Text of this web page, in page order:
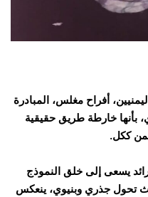
أفراح مغلس، المبادرة
بأنها خارطة طريق حقيقية
ككل.
يسعى إلى خلق النموذج
تحول جذري وبنيوي، ينعكس